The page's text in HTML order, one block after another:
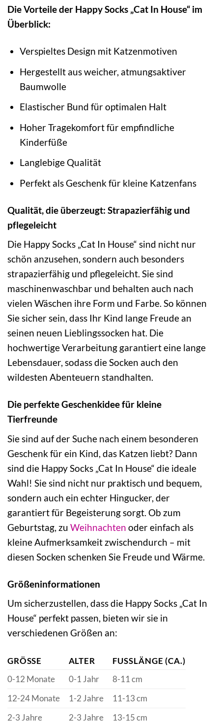
Die Vorteile der Happy Socks „Cat In House“ im
Überblick:
Verspieltes Design mit Katzenmotiven
Hergestellt aus weicher, atmungsaktiver
Baumwolle
Elastischer Bund für optimalen Halt
Hoher Tragekomfort für empfindliche
Kinderfüße
Langlebige Qualität
Perfekt als Geschenk für kleine Katzenfans
Qualität, die überzeugt: Strapazierfähig und
pflegeleicht
Die Happy Socks „Cat In House“ sind nicht nur
schön anzusehen, sondern auch besonders
strapazierfähig und pflegeleicht. Sie sind
maschinenwaschbar und behalten auch nach
vielen Wäschen ihre Form und Farbe. So können
Sie sicher sein, dass Ihr Kind lange Freude an
seinen neuen Lieblingssocken hat. Die
hochwertige Verarbeitung garantiert eine lange
Lebensdauer, sodass die Socken auch den
wildesten Abenteuern standhalten.
Die perfekte Geschenkidee für kleine
Tierfreunde
Sie sind auf der Suche nach einem besonderen
Geschenk für ein Kind, das Katzen liebt? Dann
sind die Happy Socks „Cat In House“ die ideale
Wahl! Sie sind nicht nur praktisch und bequem,
sondern auch ein echter Hingucker, der
garantiert für Begeisterung sorgt. Ob zum
Geburtstag, zu Weihnachten oder einfach als
kleine Aufmerksamkeit zwischendurch – mit
diesen Socken schenken Sie Freude und Wärme.
Größeninformationen
Um sicherzustellen, dass die Happy Socks „Cat In
House“ perfekt passen, bieten wir sie in
verschiedenen Größen an:
GRÖSSE ALTER
FUSSLÄNGE (CA.)
0-12 Monate
0-1 Jahr
8-11 cm
12-24 Monate
1-2 Jahre
11-13 cm
2-3 Jahre
2-3 Jahre
13-15 cm